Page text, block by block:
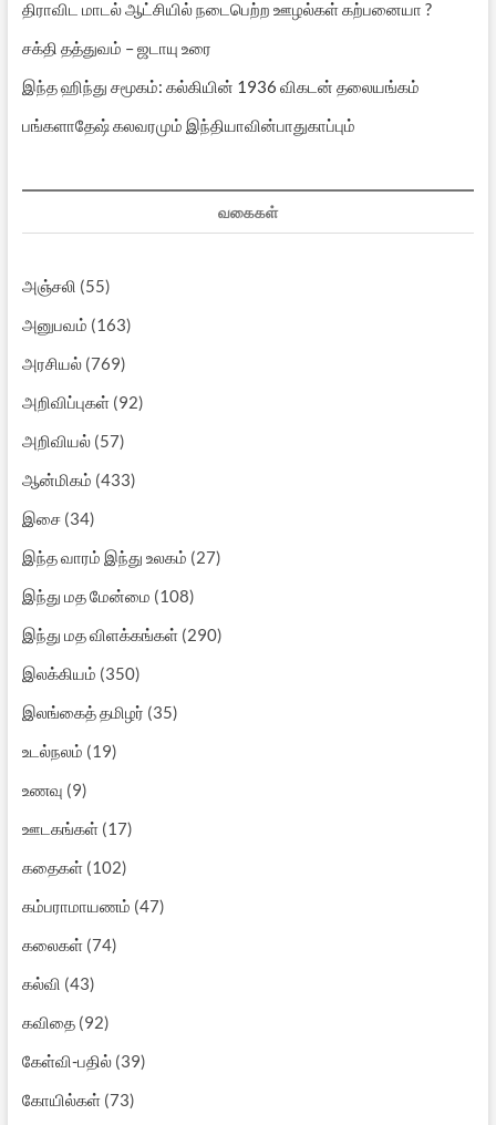
திராவிட மாடல் ஆட்சியில் நடைபெற்ற ஊழல்கள் கற்பனையா ?
சக்தி தத்துவம் – ஜடாயு உரை
இந்த ஹிந்து சமூகம்: கல்கியின் 1936 விகடன் தலையங்கம்
பங்களாதேஷ் கலவரமும் இந்தியாவின்பாதுகாப்பும்
வகைகள்
அஞ்சலி (55)
அனுபவம் (163)
அரசியல்(769)
அறிவிப்புகள்(92)
அறிவியல்(57)
ஆன்மிகம் (433)
இசை(34)
இந்த வாரம் இந்து உலகம் (27)
இந்து மத மேன்மை (108)
இந்து மத விளக்கங்கள்(290)
இலக்கியம் (350)
இலங்கைத் தமிழர் (35)
உடல்நலம் (19)
உணவு (9)
ஊடகங்கள்(17)
கதைகள்(102)
கம்பராமாயணம் (47)
கலைகள்(74)
கல்வி (43)
கவிதை(92)
கேள்வி-பதில்(39)
கோயில்கள்(73)